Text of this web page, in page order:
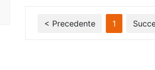
< Precedente 1